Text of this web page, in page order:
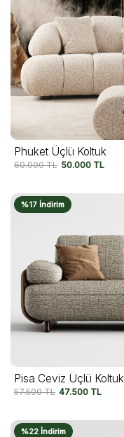
Phuket Üçlü Koltuk
60.000TL 50.000 TL
%17 İndirim
Pisa Ceviz Üçlü Koltuk
57.500TL 47.500 TL
%22 İndirim